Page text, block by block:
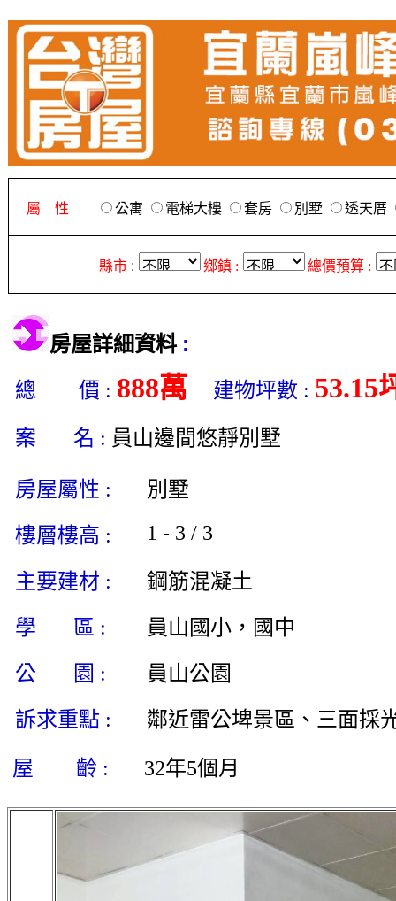
屬 性 公寓 電梯大樓 套房 別墅 透天厝
縣市 : 鄉鎮 : 總價預算 :
房屋詳細資料 :
總 價 : 888萬 建物坪數 : 53.15
案 名 : 員山邊間悠靜別墅
房屋屬性 :
別墅
樓層樓高 :
1 - 3 / 3
主要建材 :
鋼筋混凝土
學 區 :
員山國小，國中
公 園 :
員山公園
訴求重點 :
鄰近雷公埤景區、三面
屋 齡 : 32年5個月